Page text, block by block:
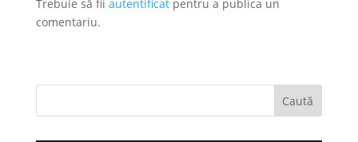
Trebuie să fii autentificatpentru a publica un
comentariu.